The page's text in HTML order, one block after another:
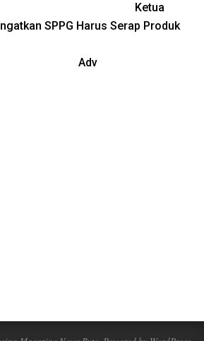
Ketua
SPPG Harus Serap Produk
Adv